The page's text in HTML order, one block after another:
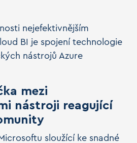
nejefektivnějším
BI je spojení technologie
nástrojů Azure
mezi
nástroji reagující
sloužící ke snadné